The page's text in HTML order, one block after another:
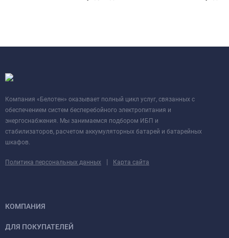
Компания «Белотен» оказывает полный цикл услуг, связанных с
обеспечением систем бесперебойного электропитания и
энергоснабжения. Мы занимаемся подбором ИБП и
стабилизаторов, расчетом аккумуляторных батарей и батарейных
шкафов.
Политика персональных данных | Карта сайта
КОМПАНИЯ
ДЛЯ ПОКУПАТЕЛЕЙ